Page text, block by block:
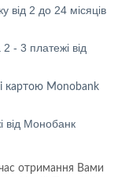
від 2 до 24 місяців
- 3 платежі від
картою Monobank
від Монобанк
отримання Вами